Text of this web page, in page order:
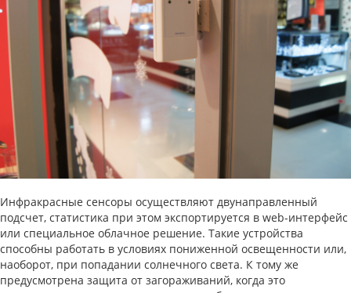
Инфракрасные сенсоры осуществляют двунаправленный
подсчет, статистика при этом экспортируется в web-интерфейс
или специальное облачное решение. Такие устройства
способны работать в условиях пониженной освещенности или,
наоборот, при попадании солнечного света. К тому же
предусмотрена защита от загораживаний, когда это